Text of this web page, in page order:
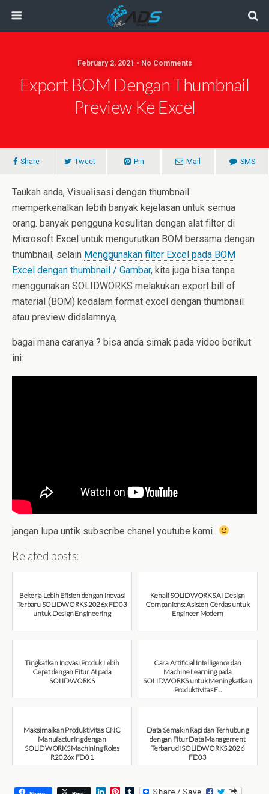
February 2, 2021 • No Comments
Export BOM Dengan Thumbnail
Preview Ke Excel
Share Tweet Pin Mail SMS
Taukah anda, Visualisasi dengan thumbnail
memperkenalkan lebih banyak kejelasan untuk semua
orang. banyak pengguna kesulitan dengan alat filter di
Microsoft Excel untuk mengurutkan BOM bersama dengan
thumbnail, selain Menggunakan filter Excel pada BOM
Excel dengan thumbnail / Gambar, kita juga bisa tanpa
menggunakan SOLIDWORKS melakukan export bill of
material (BOM) kedalam format excel dengan thumbnail
atau preview didalamnya,
bagai mana caranya ? bisa anda simak pada video berikut
ini:
jangan lupa untik subscribe chanel youtube kami..
Related posts:
Bekerja Lebih Efisien dengan Inovasi
Terbaru SOLIDWORKS 2026x FD03
untuk Design Engineering
Kenali SOLIDWORKS AI Design
Companions: Asisten Cerdas untuk
Engineer Modern
Tingkatkan Inovasi Produk Lebih
Cepat dengan Fitur AI pada
SOLIDWORKS
Cara Artificial Intelligence dan
Machine Learning pada
SOLIDWORKS untuk Meningkatkan
Produktivitas E...
Maksimalkan Produktivitas CNC
Manufacturing dengan
SOLIDWORKS Machining Roles
R2026x FD01
Data Semakin Rapi dan Terhubung
dengan Fitur Data Management
Terbaru di SOLIDWORKS 2026
FD03
L
P
T